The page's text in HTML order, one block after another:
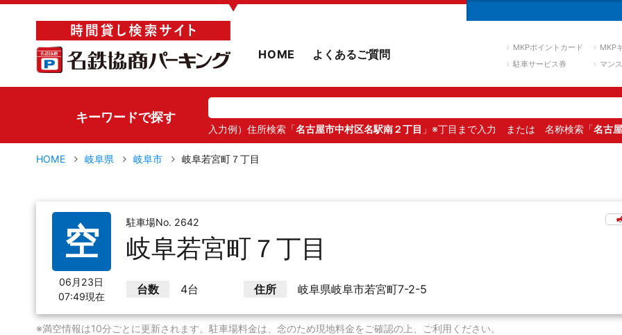
▼
HOME よくあるご質問 MKPポイントカード
MKP
駐車サービス券
マン
キーワードで探す
入力例）住所検索「名古屋市中村区名駅南２丁目 」※丁目まで入力 または 名称検索「名古
HOME 岐阜県 岐阜市 岐阜若宮町７丁目
空
06月23日
07:49現在
駐車場No. 2642
岐阜若宮町７丁目
台数 4台 住所 岐阜県岐阜市若宮町7-2-5
※満空情報は10分ごとに更新されます。駐車場料金は、念のため現地料金をご確認の上、ご利用ください。